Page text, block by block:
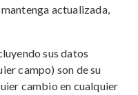
actualizada,
sus datos
campo) son de su
cambio en cualquier